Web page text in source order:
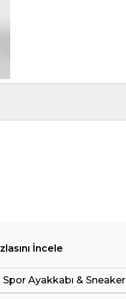
İncele
Spor Ayakkabı & Sneaker